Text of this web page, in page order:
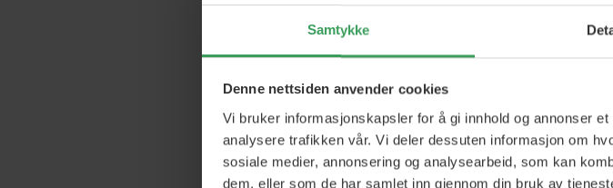
Samtykke
Denne nettsiden anvender cookies
Vi bruker informasjonskapsler for å gi innhold og annonser
analysere trafikken vår. Vi deler dessuten informasjon om
sosiale medier, annonsering og analysearbeid, som kan
dem, eller som de har samlet inn gjennom din bruk av